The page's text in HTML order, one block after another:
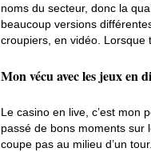
noms du secteur, donc la
beaucoup versions
croupiers, en vidéo. Lorsque
Mon vécu avec les jeux en
Le casino en live, c’est mon
passé de bons moments sur
coupe pas au milieu d’un